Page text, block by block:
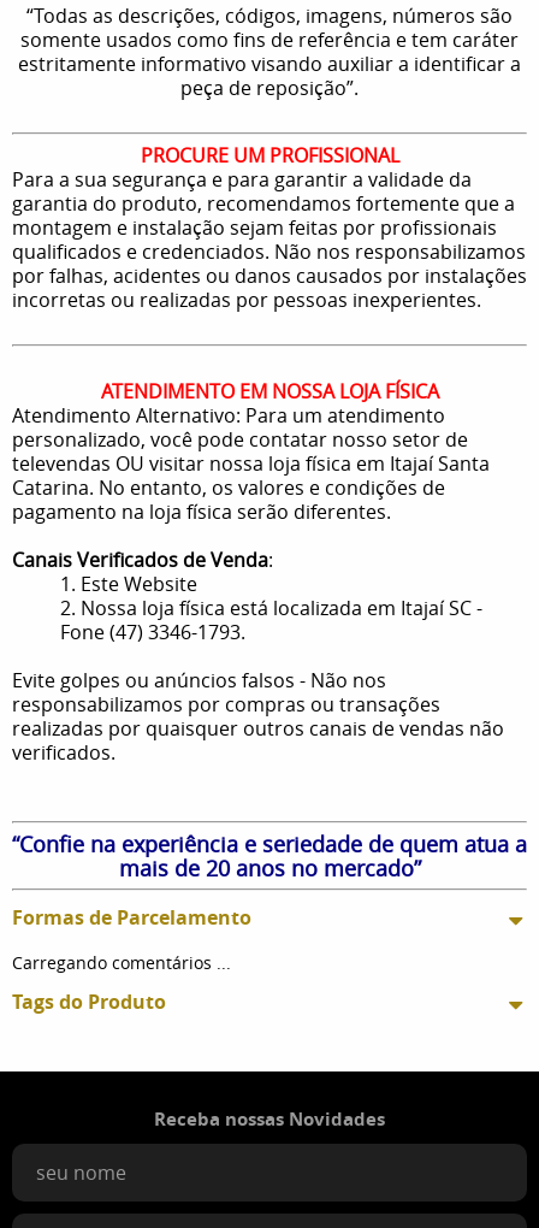
“Todas as descrições, códigos, imagens, números são
somente usados como fins de referência e tem caráter
estritamente informativo visando auxiliar a identificar a
peça de reposição”.
PROCURE UM PROFISSIONAL
Para a sua segurança e para garantir a validade da
garantia do produto, recomendamos fortemente que a
montagem e instalação sejam feitas por profissionais
qualificados e credenciados. Não nos responsabilizamos
por falhas, acidentes ou danos causados por instalações
incorretas ou realizadas por pessoas inexperientes.
ATENDIMENTO EM NOSSA LOJA FÍSICA
Atendimento Alternativo: Para um atendimento
personalizado, você pode contatar nosso setor de
televendas OU visitar nossa loja física em Itajaí Santa
Catarina. No entanto, os valores e condições de
pagamento na loja física serão diferentes.
Canais Verificados de Venda:
1. Este Website
2. Nossa loja física está localizada em Itajaí SC -
Fone (47) 3346-1793.
Evite golpes ou anúncios falsos - Não nos
responsabilizamos por compras ou transações
realizadas por quaisquer outros canais de vendas não
verificados.
“Confie na experiência e seriedade de quem atua a
mais de 20 anos no mercado”
Formas de Parcelamento
Carregando comentários ...
Tags do Produto
Receba nossas Novidades